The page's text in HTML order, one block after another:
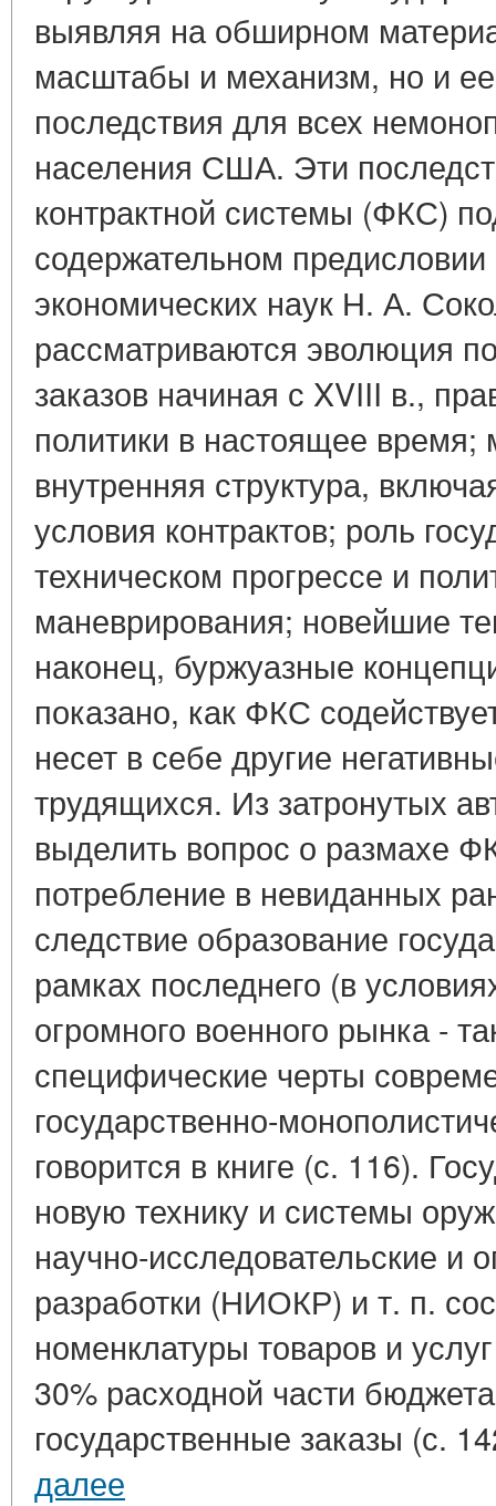
выявляя на обширном
масштабы и механизм, но и
последствия для всех
населения США. Эти
контрактной системы (ФКС)
содержательном
экономических наук Н. А.
рассматриваются эволюция
заказов начиная с XVIII в.,
политики в настоящее
внутренняя структура,
условия контрактов; роль
техническом прогрессе и
маневрирования; новейшие
наконец, буржуазные
показано, как ФКС
несет в себе другие
трудящихся. Из затронутых
выделить вопрос о размахе
потребление в невиданных
следствие образование
рамках последнего (в
огромного военного рынка -
специфические черты
государственно-
говорится в книге (с. 116).
новую технику и системы
научно-исследовательские и
разработки (НИОКР) и т. п.
номенклатуры товаров и
30% расходной части
государственные заказы (с.
далее